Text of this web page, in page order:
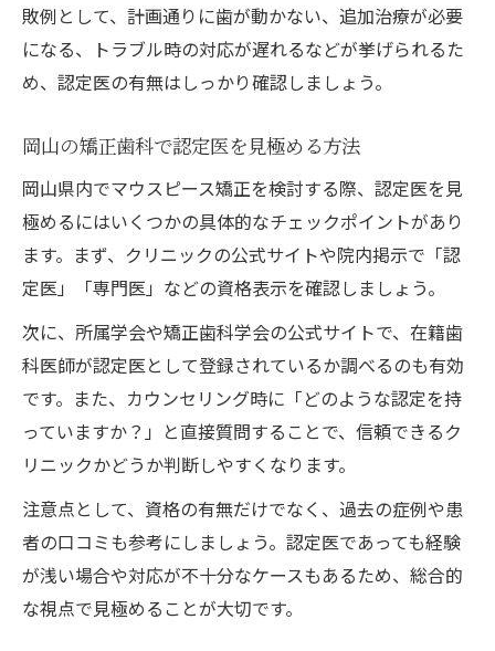
敗例として、計画通りに歯が動かない、追加治療が必要
になる、トラブル時の対応が遅れるなどが挙げられるた
め、認定医の有無はしっかり確認しましょう。
岡山の矯正歯科で認定医を見極める方法
岡山県内でマウスピース矯正を検討する際、認定医を見
極めるにはいくつかの具体的なチェックポイントがあり
ます。まず、クリニックの公式サイトや院内掲示で「認
定医」「専門医」などの資格表示を確認しましょう。
次に、所属学会や矯正歯科学会の公式サイトで、在籍歯
科医師が認定医として登録されているか調べるのも有効
です。また、カウンセリング時に「どのような認定を持
っていますか？」と直接質問することで、信頼できるク
リニックかどうか判断しやすくなります。
注意点として、資格の有無だけでなく、過去の症例や患
者の口コミも参考にしましょう。認定医であっても経験
が浅い場合や対応が不十分なケースもあるため、総合的
な視点で見極めることが大切です。